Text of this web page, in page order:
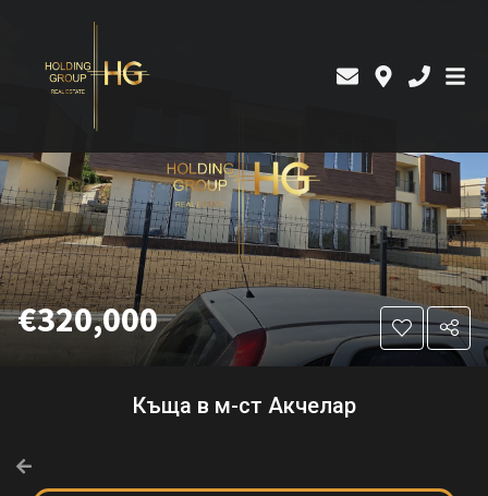
€320,000
Къща в м-ст Акчелар